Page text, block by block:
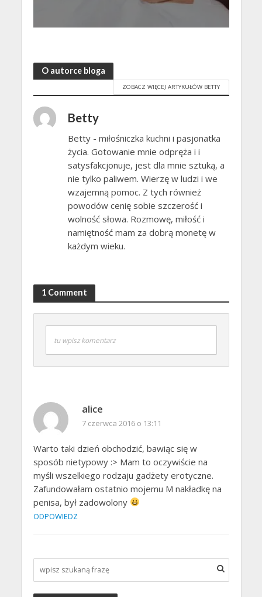
O autorce bloga
ZOBACZ WIĘCEJ ARTYKUŁÓW BETTY
Betty
Betty - miłośniczka kuchni i pasjonatka
życia. Gotowanie mnie odpręża i i
satysfakcjonuje, jest dla mnie sztuką, a
nie tylko paliwem. Wierzę w ludzi i we
wzajemną pomoc. Z tych również
powodów cenię sobie szczerość i
wolność słowa. Rozmowę, miłość i
namiętność mam za dobrą monetę w
każdym wieku.
1 Comment
tu wpisz komentarz
alice
7 czerwca 2016 o 13:11
Warto taki dzień obchodzić, bawiąc się w
sposób nietypowy :> Mam to oczywiście na
myśli wszelkiego rodzaju gadżety erotyczne.
Zafundowałam ostatnio mojemu M nakładkę na
penisa, był zadowolony
ODPOWIEDZ